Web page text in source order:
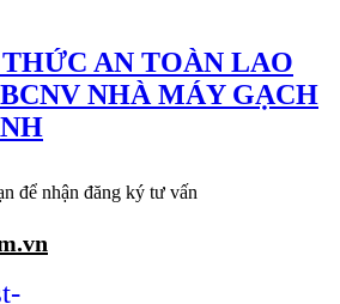
AN TOÀN LAO
NHÀ MÁY GẠCH
để nhận đăng ký tư vấn